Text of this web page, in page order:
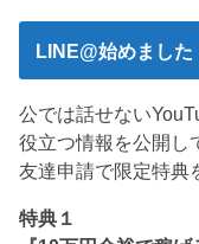
LINE@始めました
公では話せない
役立つ情報を公開し
友達申請で限定特典
特典１